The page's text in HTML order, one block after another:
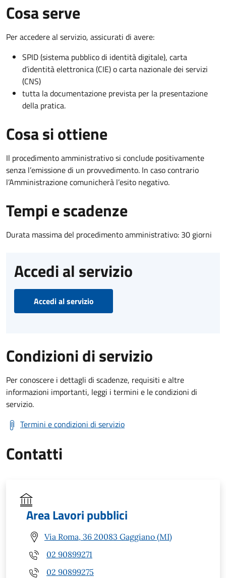
Cosa serve
Per accedere al servizio, assicurati di avere:
SPID (sistema pubblico di identità digitale), carta
d’identità elettronica (CIE) o carta nazionale dei servizi
(CNS)
tutta la documentazione prevista per la presentazione
della pratica.
Cosa si ottiene
Il procedimento amministrativo si conclude positivamente
senza l’emissione di un provvedimento. In caso contrario
l’Amministrazione comunicherà l’esito negativo.
Tempi e scadenze
Durata massima del procedimento amministrativo: 30 giorni
Accedi al servizio
Accedi al servizio
Condizioni di servizio
Per conoscere i dettagli di scadenze, requisiti e altre
informazioni importanti, leggi i termini e le condizioni di
servizio.
Termini e condizioni di servizio
Contatti
Area Lavori pubblici
Via Roma, 36 20083 Gaggiano (MI)
02 90899271
02 90899275